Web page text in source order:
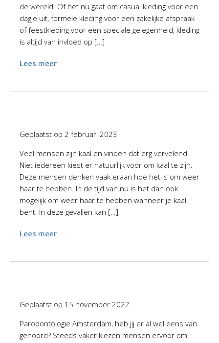
de wereld. Of het nu gaat om casual kleding voor een
dagje uit, formele kleding voor een zakelijke afspraak
of feestkleding voor een speciale gelegenheid, kleding
is altijd van invloed op […]
Lees meer
Geplaatst op 2 februari 2023
Veel mensen zijn kaal en vinden dat erg vervelend.
Niet iedereen kiest er natuurlijk voor om kaal te zijn.
Deze mensen denken vaak eraan hoe het is om weer
haar te hebben. In de tijd van nu is het dan ook
mogelijk om weer haar te hebben wanneer je kaal
bent. In deze gevallen kan […]
Lees meer
Geplaatst op 15 november 2022
Parodontologie Amsterdam, heb jij er al wel eens van
gehoord? Steeds vaker kiezen mensen ervoor om